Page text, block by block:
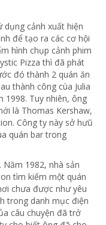
dụng cảnh xuất hiện
để tạo ra các cơ hội
hình chụp cảnh phim
Pizza thì đã phát
đó thành 2 quán ăn
thành công cùa Julia
1998. Tuy nhiên, ông
là Thomas Kershaw,
Công ty này sở hưũ
quán bar trong
1982, nhà sản
tìm kiếm một quán
chưa được như yêu
trong danh mục điện
câu chuyện đã trở